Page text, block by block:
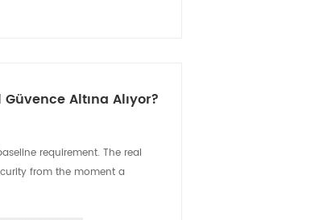
Altına Alıyor?
requirement. The real
from the moment a